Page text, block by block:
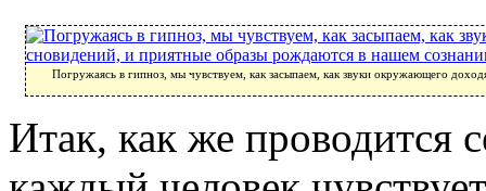
Погружаясь в гипноз, мы чувствуем, как засыпаем, как звуки окружающего
Итак, как же проводится